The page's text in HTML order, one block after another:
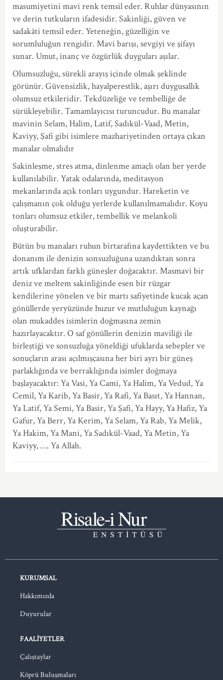
masumiyetini mavi renk temsil eder. Ruhlar dünyasının
ve derin tutkuların ifadesidir. Sakinliği, güven ve
sadakâti temsil eder. Yeteneğin, güzelliğin ve
sorumluluğun rengidir. Mavi barışı, sevgiyi ve şifayı
sunar. Umut, inanç ve özgürlük duyguları aşılar.
Olumsuzluğu, sürekli arayış içinde olmak şeklinde
görünür. Güvensizlik, hayalperestlik, aşırı duygusallık
olumsuz etkileridir. Tekdüzeliğe ve tembelliğe de
sürükleyebilir. Tamamlayıcısı turuncudur. Bu manalar
mavinin Selam, Halim, Latif, Sadıkül-Vaad, Metin,
Kaviyy, Şafi gibi isimlere mazhariyetinden ortaya çıkan
manalar olmalıdır
Sakinleşme, stres atma, dinlenme amaçlı olan her yerde
kullanılabilir. Yatak odalarında, meditasyon
mekanlarında açık tonları uygundur. Hareketin ve
çalışmanın çok olduğu yerlerde kullanılmamalıdır. Koyu
tonları olumsuz etkiler, tembellik ve melankoli
oluşturabilir.
Bütün bu manaları ruhun birtarafına kaydettikten ve bu
donanım ile denizin sonsuzluğuna uzandıktan sonra
artık ufklardan farklı güneşler doğacaktır. Masmavi bir
deniz ve meltem sakinliğinde esen bir rüzgar
kendilerine yönelen ve bir martı safiyetinde kucak açan
gönüllerde yeryüzünde huzur ve mutluluğun kaynağı
olan mukaddes isimlerin doğmasına zemin
hazırlayacaktır. O saf gönüllerin denizin maviliği ile
birleştiği ve sonsuzluğa yöneldiği ufuklarda sebepler ve
sonuçların arası açılmışçasına her biri ayrı bir güneş
parlaklığında ve berraklığında isimler doğmaya
başlayacaktır: Ya Vasi, Ya Cami, Ya Halim, Ya Vedud, Ya
Cemil, Ya Karib, Ya Basir, Ya Rafi, Ya Basıt, Ya Hannan,
Ya Latif, Ya Semi, Ya Basir, Ya Şafi, Ya Hayy, Ya Hafiz, Ya
Gafur, Ya Berr, Ya Kerim, Ya Selam, Ya Rab, Ya Melik,
Ya Hakim, Ya Mani, Ya Sadıkül-Vaad, Ya Metin, Ya
Kaviyy, …. Ya Allah.
KURUMSAL
Hakkımızda
Duyurular
FAALIYETLER
Çalıştaylar
Köprü Buluşmaları